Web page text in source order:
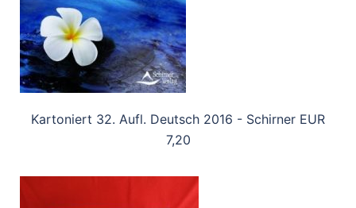
Kartoniert 32. Aufl. Deutsch 2016 - Schirner EUR
7,20